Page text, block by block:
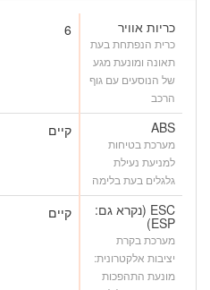
כריות אוויר
כרית הנפתחת בעת
תאונה ומונעת מגע
של הנוסעים עם גוף
הרכב
6
ABS
מערכת בטיחות
למניעת נעילת
גלגלים בעת בלימה
קיים
ESC (נקרא גם:
ESP)
מערכת בקרת
יציבות אלקטרונית:
מונעת התהפכות
קיים